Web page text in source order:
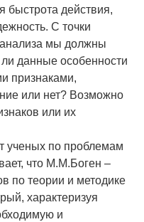
бы­строта действия,
С точки
анализа мы должны
данные осо­бенности
признаками,
или нет? Возможно
или их
ученых по про­блемам
что М.М.Боген –
по теории и методике
характеризуя
и